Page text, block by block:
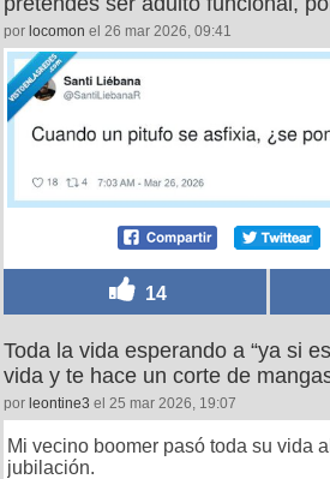
por locomon el 26 mar 2026, 09:41
14
Toda la vida esperando a “ya si
vida y te hace un corte de
por leontine3 el 25 mar 2026, 19:07
Mi vecino boomer pasó toda su vida
jubilación.